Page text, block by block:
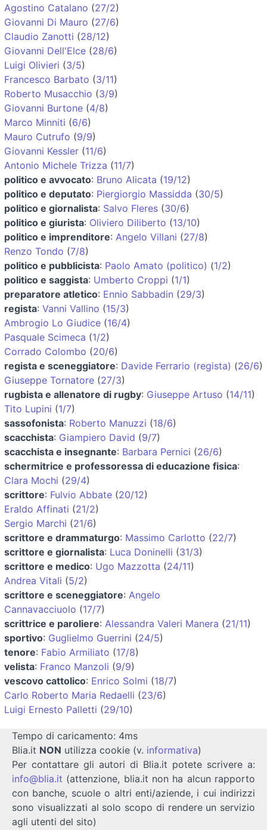
Agostino Catalano (27/2)
Giovanni Di Mauro (27/6)
Claudio Zanotti (28/12)
Giovanni Dell'Elce (28/6)
Luigi Olivieri (3/5)
Francesco Barbato (3/11)
Roberto Musacchio (3/9)
Giovanni Burtone (4/8)
Marco Minniti (6/6)
Mauro Cutrufo (9/9)
Giovanni Kessler (11/6)
Antonio Michele Trizza (11/7)
politico e avvocato: Bruno Alicata (19/12)
politico e deputato: Piergiorgio Massidda (30/5)
politico e giornalista: Salvo Fleres (30/6)
politico e giurista: Oliviero Diliberto (13/10)
politico e imprenditore: Angelo Villani (27/8)
Renzo Tondo (7/8)
politico e pubblicista: Paolo Amato (politico) (1/2)
politico e saggista: Umberto Croppi (1/1)
preparatore atletico: Ennio Sabbadin (29/3)
regista: Vanni Vallino (15/3)
Ambrogio Lo Giudice (16/4)
Pasquale Scimeca (1/2)
Corrado Colombo (20/6)
regista e sceneggiatore: Davide Ferrario (regista) (26/6)
Giuseppe Tornatore (27/3)
rugbista e allenatore di rugby: Giuseppe Artuso (14/11)
Tito Lupini (1/7)
sassofonista: Roberto Manuzzi (18/6)
scacchista: Giampiero David (9/7)
scacchista e insegnante: Barbara Pernici (26/6)
schermitrice e professoressa di educazione fisica:
Clara Mochi (29/4)
scrittore: Fulvio Abbate (20/12)
Eraldo Affinati (21/2)
Sergio Marchi (21/6)
scrittore e drammaturgo: Massimo Carlotto (22/7)
scrittore e giornalista: Luca Doninelli (31/3)
scrittore e medico: Ugo Mazzotta (24/11)
Andrea Vitali (5/2)
scrittore e sceneggiatore: Angelo
Cannavacciuolo (17/7)
scrittrice e paroliere: Alessandra Valeri Manera (21/11)
sportivo: Guglielmo Guerrini (24/5)
tenore: Fabio Armiliato (17/8)
velista: Franco Manzoli (9/9)
vescovo cattolico: Enrico Solmi (18/7)
Carlo Roberto Maria Redaelli (23/6)
Luigi Ernesto Palletti (29/10)
Tempo di caricamento: 4ms
Blia.it NON utilizza cookie (v. informativa)
Per contattare gli autori di Blia.it potete scrivere a:
info@blia.it (attenzione, blia.it non ha alcun rapporto
con banche, scuole o altri enti/aziende, i cui indirizzi
sono visualizzati al solo scopo di rendere un servizio
agli utenti del sito)